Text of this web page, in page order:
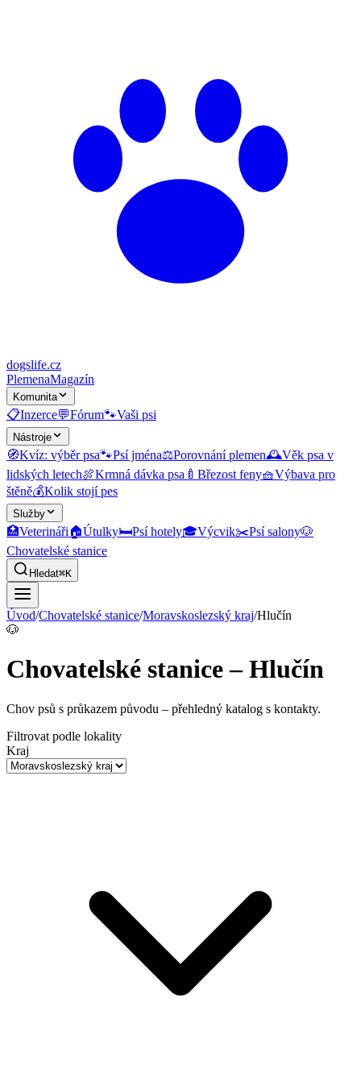
dogslife.cz
PlemenaMagazín
Komunita
📋Inzerce💬Fórum🐾Vaši psi
Nástroje
🧭Kvíz: výběr psa🐾Psí jména⚖️Porovnání plemen🕰️Věk psa v
lidských letech🍖Krmná dávka psa 🍼 Březost feny🧺Výbava pro
štěně💰Kolik stojí pes
Služby
🏥Veterináři🏠Útulky🛏️Psí hotely🎓Výcvik✂️Psí salony🐶
Chovatelské stanice
Hledat⌘K
Úvod/Chovatelské stanice/Moravskoslezský kraj/Hlučín
🐶
Chovatelské stanice – Hlučín
Chov psů s průkazem původu – přehledný katalog s kontakty.
Filtrovat podle lokality
Kraj